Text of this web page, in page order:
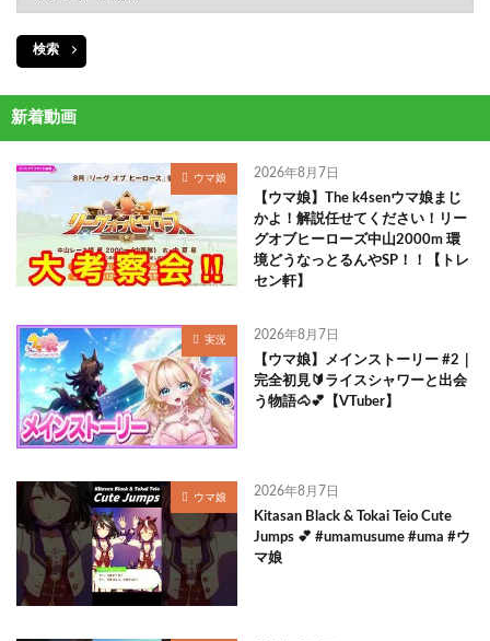
検索
新着動画
ウマ娘 2026年8月7日
【ウマ娘】The k4senウマ娘まじ
かよ！解説任せてください！リー
グオブヒーローズ中山2000m 環
境どうなっとるんやSP！！【トレ
セン軒】
実況 2026年8月7日
【ウマ娘】メインストーリー #2｜
完全初見🔰ライスシャワーと出会
う物語🐴💕【VTuber】
ウマ娘 2026年8月7日
Kitasan Black & Tokai Teio Cute
Jumps 💕 #umamusume #uma #ウ
マ娘